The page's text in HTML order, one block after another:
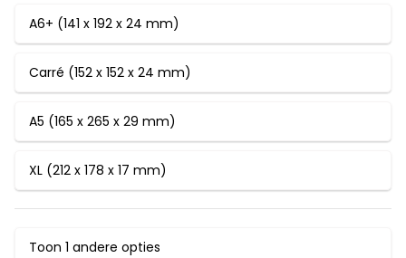
A6+ (141 x 192 x 24 mm)
Carré (152 x 152 x 24 mm)
A5 (165 x 265 x 29 mm)
XL (212 x 178 x 17 mm)
Toon 1 andere opties